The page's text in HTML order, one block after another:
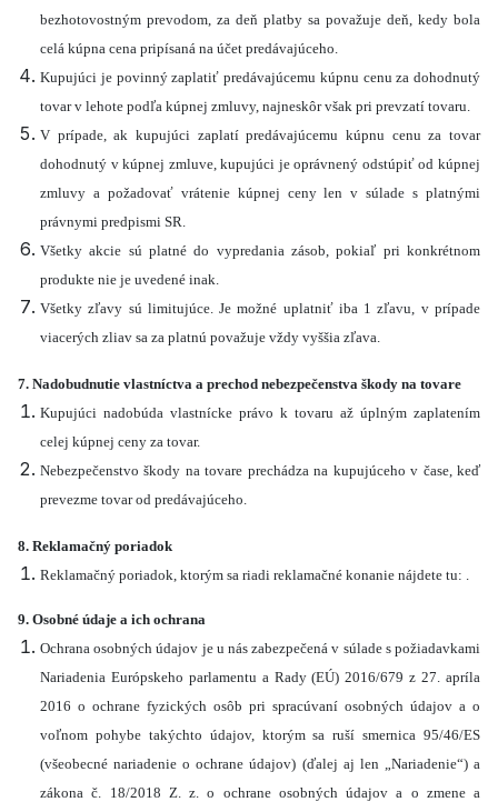
bezhotovostným prevodom, za deň platby sa považuje deň, kedy bola
celá kúpna cena pripísaná na účet predávajúceho.
Kupujúci je povinný zaplatiť predávajúcemu kúpnu cenu za dohodnutý
tovar v lehote podľa kúpnej zmluvy, najneskôr však pri prevzatí tovaru.
V prípade, ak kupujúci zaplatí predávajúcemu kúpnu cenu za tovar
dohodnutý v kúpnej zmluve, kupujúci je oprávnený odstúpiť od kúpnej
zmluvy a požadovať vrátenie kúpnej ceny len v súlade s platnými
právnymi predpismi SR.
Všetky akcie sú platné do vypredania zásob, pokiaľ pri konkrétnom
produkte nie je uvedené inak.
Všetky zľavy sú limitujúce. Je možné uplatniť iba 1 zľavu, v prípade
viacerých zliav sa za platnú považuje vždy vyššia zľava.
7. Nadobudnutie vlastníctva a prechod nebezpečenstva škody na tovare
Kupujúci nadobúda vlastnícke právo k tovaru až úplným zaplatením
celej kúpnej ceny za tovar.
Nebezpečenstvo škody na tovare prechádza na kupujúceho v čase, keď
prevezme tovar od predávajúceho.
8. Reklamačný poriadok
Reklamačný poriadok, ktorým sa riadi reklamačné konanie nájdete tu: .
9. Osobné údaje a ich ochrana
Ochrana osobných údajov je u nás zabezpečená v súlade s požiadavkami
Nariadenia Európskeho parlamentu a Rady (EÚ) 2016/679 z 27. apríla
2016 o ochrane fyzických osôb pri spracúvaní osobných údajov a o
voľnom pohybe takýchto údajov, ktorým sa ruší smernica 95/46/ES
(všeobecné nariadenie o ochrane údajov) (ďalej aj len „Nariadenie“) a
zákona č. 18/2018 Z. z. o ochrane osobných údajov a o zmene a